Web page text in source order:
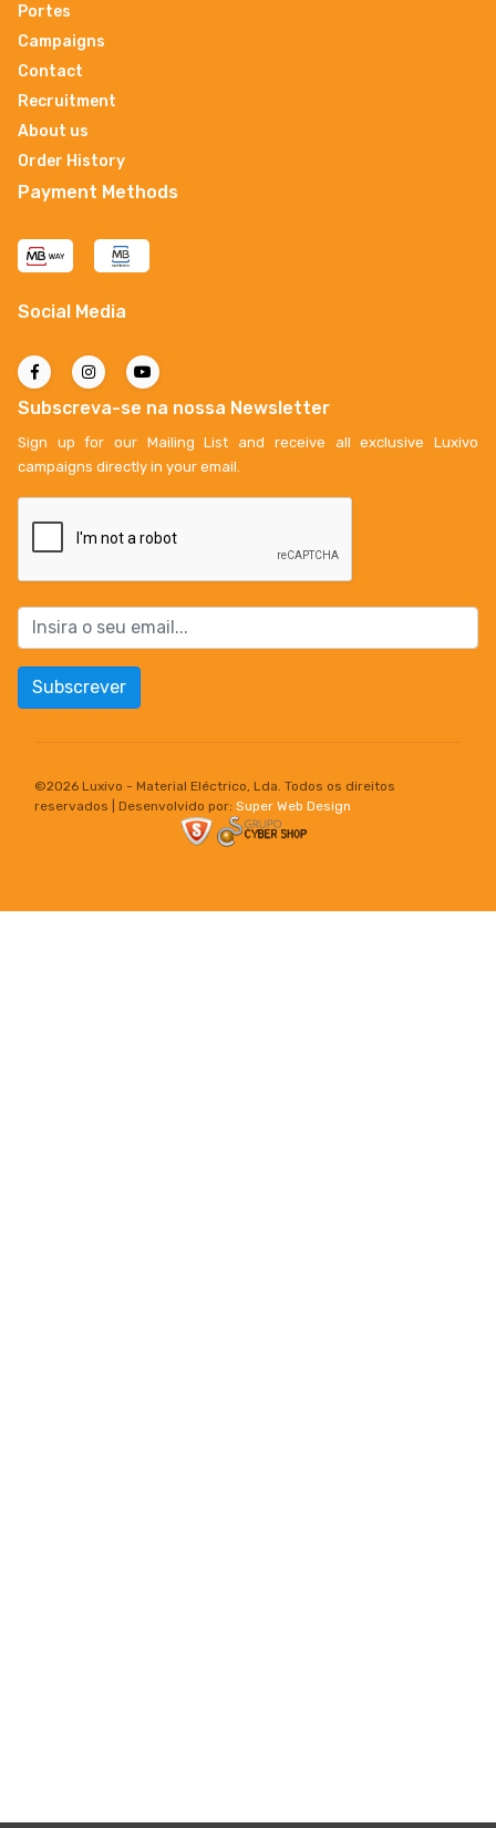
Portes
Campaigns
Contact
Recruitment
About us
Order History
Payment Methods
Social Media
Subscreva-se na nossa Newsletter
Sign up for our Mailing List and receive all exclusive Luxivo
campaigns directly in your email.
Subscrever
©2026 Luxivo - Material Eléctrico, Lda. Todos os direitos
reservados | Desenvolvido por: Super Web Design